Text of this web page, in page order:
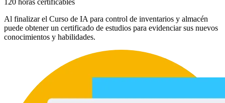
120 horas certificables
Al finalizar el Curso de IA para control de inventarios y almacén
puede obtener un certificado de estudios para evidenciar sus nuevos
conocimientos y habilidades.